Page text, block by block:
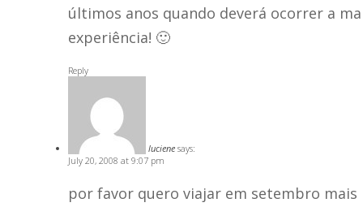
últimos anos quando deverá ocorrer a
experiência! 🙂
Reply
luciene says:
July 20, 2008 at 9:07 pm
por favor quero viajar em setembro